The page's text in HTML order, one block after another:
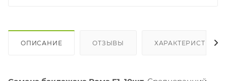
ОПИСАНИЕ ОТЗЫВЫ ХАРАКТЕРИСТИКИ